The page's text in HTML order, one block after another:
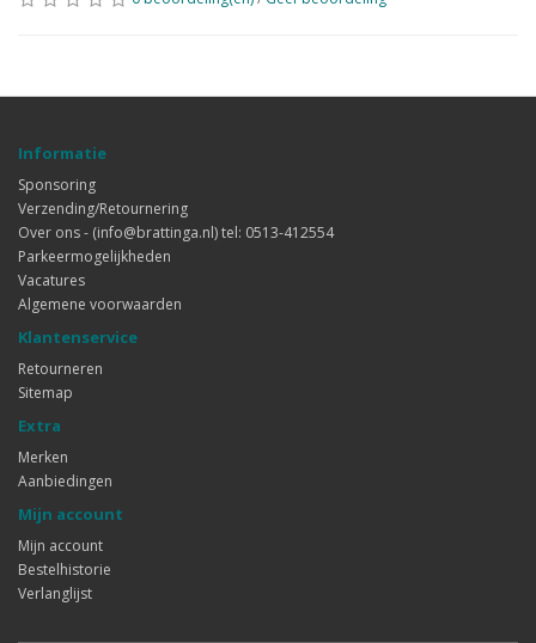
Informatie
Sponsoring
Verzending/Retournering
Over ons - (info@brattinga.nl) tel: 0513-412554
Parkeermogelijkheden
Vacatures
Algemene voorwaarden
Klantenservice
Retourneren
Sitemap
Extra
Merken
Aanbiedingen
Mijn account
Mijn account
Bestelhistorie
Verlanglijst